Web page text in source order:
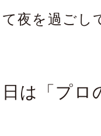
夜を過ごし
は「プロ